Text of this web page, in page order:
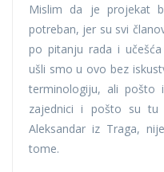
Mislim da je projekat
potreban, jer su svi
po pitanju rada i
ušli smo u ovo bez
terminologiju, ali pošto
zajednici i pošto su
Aleksandar iz Traga,
tome.